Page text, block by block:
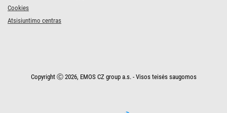
Cookies
Atsisiuntimo centras
Copyright Ⓒ 2026, EMOS CZ group a.s. - Visos teisės saugomos